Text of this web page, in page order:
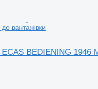
вантажівки
BEDIENING 1946